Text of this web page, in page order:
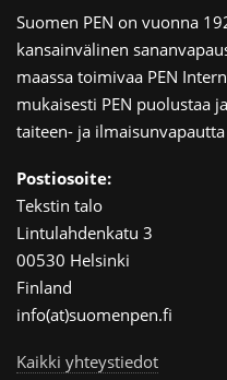
Suomen PEN on vuonna
kansainvälinen
maassa toimivaa PEN
mukaisesti PEN puolustaa
taiteen- ja
Postiosoite:
Tekstin talo
Lintulahdenkatu 3
00530 Helsinki
Finland
info(at)suomenpen.fi
Kaikki yhteystiedot